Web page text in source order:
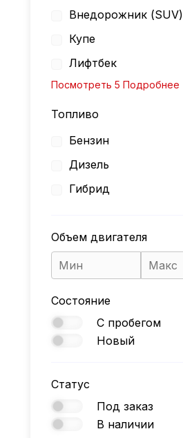
Внедорожник (SUV)
Купе
Лифтбек
Посмотреть 5 Подробнее
Топливо
Бензин
Дизель
Гибрид
Объем двигателя
Состояние
С пробегом
Новый
Статус
Под заказ
В наличии